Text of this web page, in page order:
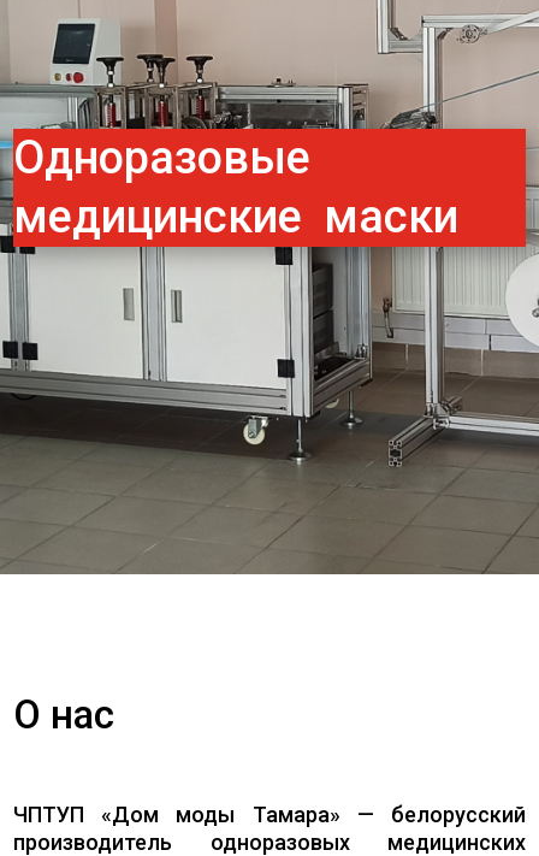
Одноразовые
медицинские маски
О нас
ЧПТУП «Дом моды Тамара» — белорусский
производитель одноразовых медицинских